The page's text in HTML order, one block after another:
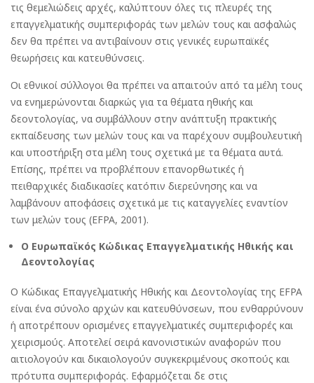
τις θεμελιώδεις αρχές, καλύπτουν όλες τις πλευρές της
επαγγελματικής συμπεριφοράς των μελών τους και ασφαλώς
δεν θα πρέπει να αντιβαίνουν στις γενικές ευρωπαϊκές
θεωρήσεις και κατευθύνσεις.
Οι εθνικοί σύλλογοι θα πρέπει να απαιτούν από τα μέλη τους
να ενημερώνονται διαρκώς για τα θέματα ηθικής και
δεοντολογίας, να συμβάλλουν στην ανάπτυξη πρακτικής
εκπαίδευσης των μελών τους και να παρέχουν συμβουλευτική
και υποστήριξη στα μέλη τους σχετικά με τα θέματα αυτά.
Επίσης, πρέπει να προβλέπουν επανορθωτικές ή
πειθαρχικές διαδικασίες κατόπιν διερεύνησης και να
λαμβάνουν αποφάσεις σχετικά με τις καταγγελίες εναντίον
των μελών τους (EFPA, 2001).
Ο Ευρωπαϊκός Κώδικας Επαγγελματικής Ηθικής και
Δεοντολογίας
Ο Κώδικας Επαγγελματικής Ηθικής και Δεοντολογίας της EFPA
είναι ένα σύνολο αρχών και κατευθύνσεων, που ενθαρρύνουν
ή αποτρέπουν ορισμένες επαγγελματικές συμπεριφορές και
χειρισμούς. Αποτελεί σειρά κανονιστικών αναφορών που
αιτιολογούν και δικαιολογούν συγκεκριμένους σκοπούς και
πρότυπα συμπεριφοράς. Εφαρμόζεται δε στις